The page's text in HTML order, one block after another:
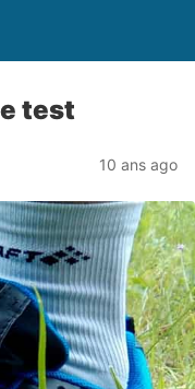
test
10 ans ago